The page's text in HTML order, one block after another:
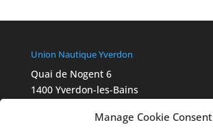
Manage Cookie Consent
Union Nautique Yverdon
Quai de Nogent 6
1400 Yverdon-les-Bains
Chartes Swiss Olympic